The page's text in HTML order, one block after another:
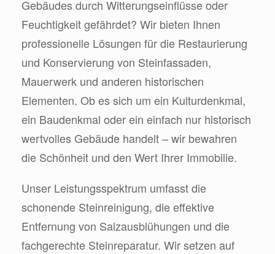
Gebäudes durch Witterungseinflüsse oder
Feuchtigkeit gefährdet? Wir bieten Ihnen
professionelle Lösungen für die Restaurierung
und Konservierung von Steinfassaden,
Mauerwerk und anderen historischen
Elementen. Ob es sich um ein Kulturdenkmal,
ein Baudenkmal oder ein einfach nur historisch
wertvolles Gebäude handelt – wir bewahren
die Schönheit und den Wert Ihrer Immobilie.
Unser Leistungsspektrum umfasst die
schonende Steinreinigung, die effektive
Entfernung von Salzausblühungen und die
fachgerechte Steinreparatur. Wir setzen auf